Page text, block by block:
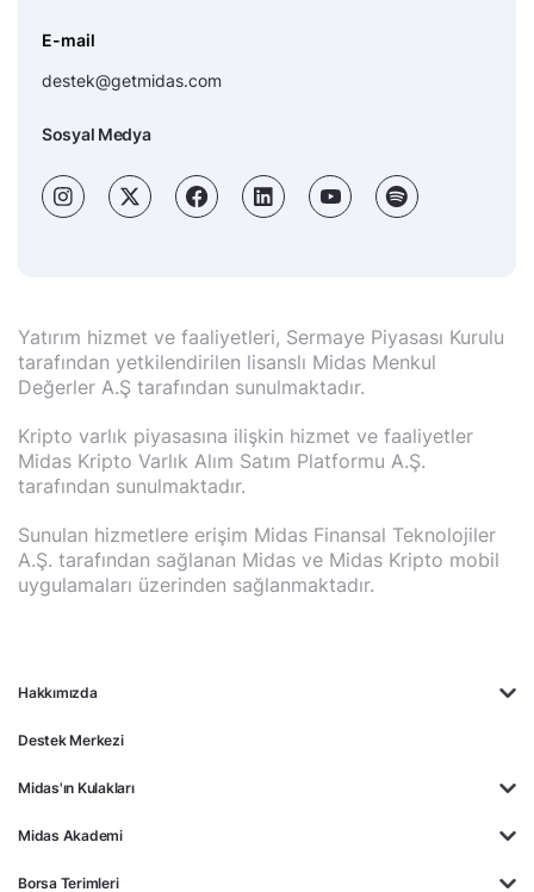
Hakkımızda
Destek Merkezi
Midas'ın Kulakları
Midas Akademi
Borsa Terimleri
E-mail
destek@getmidas.com
Sosyal Medya
Yatırım hizmet ve faaliyetleri, Sermaye Piyasası Kurulu
tarafından yetkilendirilen lisanslı Midas Menkul
Değerler A.Ş tarafından sunulmaktadır.
Kripto varlık piyasasına ilişkin hizmet ve faaliyetler
Midas Kripto Varlık Alım Satım Platformu A.Ş.
tarafından sunulmaktadır.
Sunulan hizmetlere erişim Midas Finansal Teknolojiler
A.Ş. tarafından sağlanan Midas ve Midas Kripto mobil
uygulamaları üzerinden sağlanmaktadır.